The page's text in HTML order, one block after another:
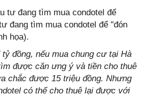
đang tìm mua condotel để "đón
họa).
đồng, nếu mua chung cư tại Hà
được căn ưng ý và tiền cho thuê
chắc được 15 triệu đồng. Nhưng
có thể cho thuê lại được với